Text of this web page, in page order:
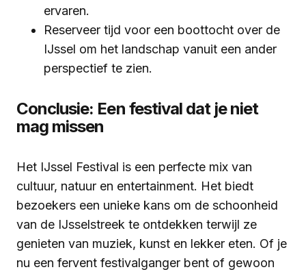
ervaren.
Reserveer tijd voor een boottocht over de
IJssel om het landschap vanuit een ander
perspectief te zien.
Conclusie: Een festival dat je niet
mag missen
Het IJssel Festival is een perfecte mix van
cultuur, natuur en entertainment. Het biedt
bezoekers een unieke kans om de schoonheid
van de IJsselstreek te ontdekken terwijl ze
genieten van muziek, kunst en lekker eten. Of je
nu een fervent festivalganger bent of gewoon